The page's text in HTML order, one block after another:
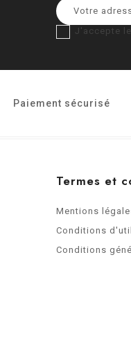
J'accepte
Paiement sécurisé
Termes et
Mentions
Conditions
Conditions